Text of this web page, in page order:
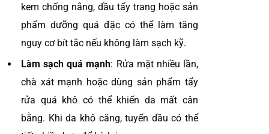
kem chống nắng, dầu tẩy trang hoặc sản
phẩm dưỡng quá đặc có thể làm tăng
nguy cơ bít tắc nếu không làm sạch kỹ.
Làm sạch quá mạnh: Rửa mặt nhiều lần,
chà xát mạnh hoặc dùng sản phẩm tẩy
rửa quá khô có thể khiến da mất cân
bằng. Khi da khô căng, tuyến dầu có thể